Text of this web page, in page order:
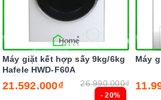
- 20%
Máy giặt kết hợp sấy 9kg/6kg
Hafele HWD-F60A
21.592.000₫ 26.990.000₫
Máy